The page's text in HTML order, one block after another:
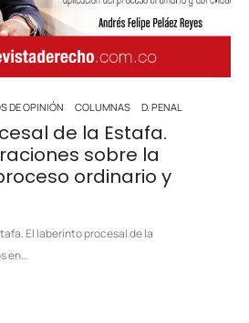
DE OPINIÓN COLUMNAS D. PENAL
de la Estafa.
sobre la
ordinario y
El laberinto procesal de la
en…